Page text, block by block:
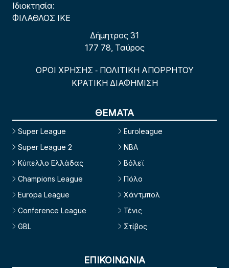
Ιδιοκτησία:
ΦΙΛΑΘΛΟΣ ΙΚΕ
Δήμητρος 31
177 78, Ταύρος
ΟΡΟΙ ΧΡΗΣΗΣ - ΠΟΛΙΤΙΚΗ ΑΠΟΡΡΗΤΟΥ
ΚΡΑΤΙΚΗ ΔΙΑΦΗΜΙΣΗ
ΘΕΜΑΤΑ
Super League
Super League 2
Κύπελλο Ελλάδας
Champions League
Europa League
Conference League
GBL
Euroleague
NBA
Βόλεϊ
Πόλο
Χάντμπολ
Τένις
Στίβος
ΕΠΙΚΟΙΝΩΝΙΑ